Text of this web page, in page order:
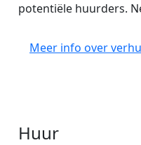
potentiële huurders.
Meer info over
Huur